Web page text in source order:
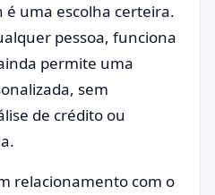
é uma escolha certeira.
pessoa, funciona
permite uma
sem
de crédito ou
relacionamento com o